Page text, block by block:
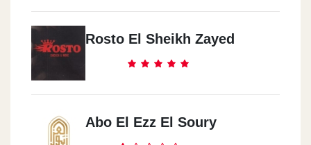
Sedy 3bd Al Rahman
Rosto El Sheikh Zayed
Abo El Ezz El Soury